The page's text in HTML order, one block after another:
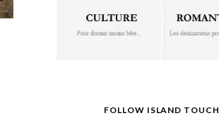
FOLLOW ISLAND TOUCH